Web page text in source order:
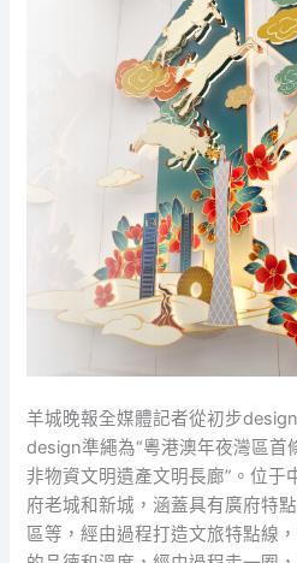
羊城晚報全媒體記者從初步
design準繩為“粵港澳年夜灣區首
非物資文明遺產文明長廊”。位于
府老城和新城，涵蓋具有廣府特
區等，經由過程打造文旅特點線